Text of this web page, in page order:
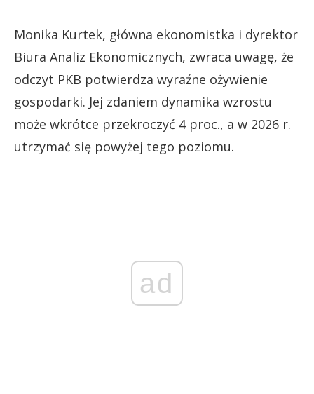
Monika Kurtek, główna ekonomistka i dyrektor
Biura Analiz Ekonomicznych, zwraca uwagę, że
odczyt PKB potwierdza wyraźne ożywienie
gospodarki. Jej zdaniem dynamika wzrostu
może wkrótce przekroczyć 4 proc., a w 2026 r.
utrzymać się powyżej tego poziomu.
ad